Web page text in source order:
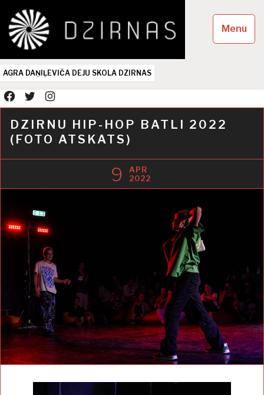
content
AGRA DAŅIĻEVIČA DEJU SKOLA DZIRNAS
facebooktwitterinstagram
Menu
DZIRNU HIP-HOP BATLI 2022
(FOTO ATSKATS)
9
APR
2022